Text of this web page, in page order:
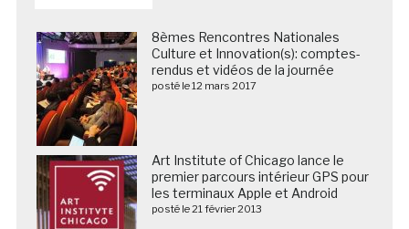
8èmes Rencontres Nationales
Culture et Innovation(s): comptes-
rendus et vidéos de la journée
posté le 12 mars 2017
Art Institute of Chicago lance le
premier parcours intérieur GPS pour
les terminaux Apple et Android
posté le 21 février 2013